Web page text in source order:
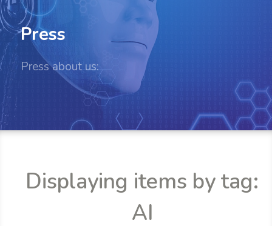
Press
Press about us:
Displaying items by tag:
AI